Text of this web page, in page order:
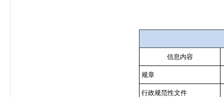
信息内容
规章
行政规范性文件